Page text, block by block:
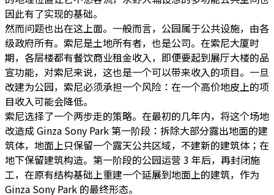
因此有了实现的基础。
然而问题也出在这上面。一般而言，公园属于公共设施，由各
级政府所有。索尼是土地所有者，也是公司。在索尼大厦时
期，各层楼都有餐饮商业租金收入，即便要起到展厅大楼的品
宣功能，对索尼来说，这也是一个可以带来收入的项目。一旦
改建为公园，索尼必须承担一个风险：在一个高价地皮上的项
目收入可能会降低。
索尼选择了一个两步走的策略。在最初的几年内，将这个场地
改造成 Ginza Sony Park 第一阶段：拆除大部分露出地面的建
筑体，地面上只保留一个露天公共区域，不建新的建筑体；在
地下保留建筑构造。第一阶段的公园运营 3 年后，再封闭施
工，在原有结构基础上重建一个延展到地面上的建筑，作为
Ginza Sony Park 的最终形态。